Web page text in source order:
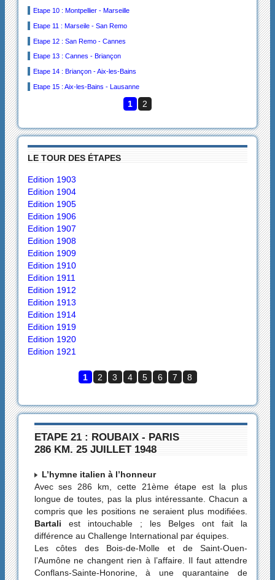
Etape 10 : Montpellier - Marseille
Etape 11 : Marseile - San Remo
Etape 12 : San Remo - Cannes
Etape 13 : Cannes - Briançon
Etape 14 : Briançon - Aix-les-Bains
Etape 15 : Aix-les-Bains - Lausanne
1 2
LE TOUR DES ÉTAPES
Edition 1903
Edition 1904
Edition 1905
Edition 1906
Edition 1907
Edition 1908
Edition 1909
Edition 1910
Edition 1911
Edition 1912
Edition 1913
Edition 1914
Edition 1919
Edition 1920
Edition 1921
1 2 3 4 5 6 7 8
ETAPE 21 : ROUBAIX - PARIS
286 KM. 25 JUILLET 1948
L’hymne italien à l’honneur
Avec ses 286 km, cette 21ème étape est la plus
longue de toutes, pas la plus intéressante. Chacun a
compris que les positions ne seraient plus modifiées.
Bartali est intouchable ; les Belges ont fait la
différence au Challenge International par équipes.
Les côtes des Bois-de-Molle et de Saint-Ouen-
l’Aumône ne changent rien à l’affaire. Il faut attendre
Conflans-Sainte-Honorine, à une quarantaine de